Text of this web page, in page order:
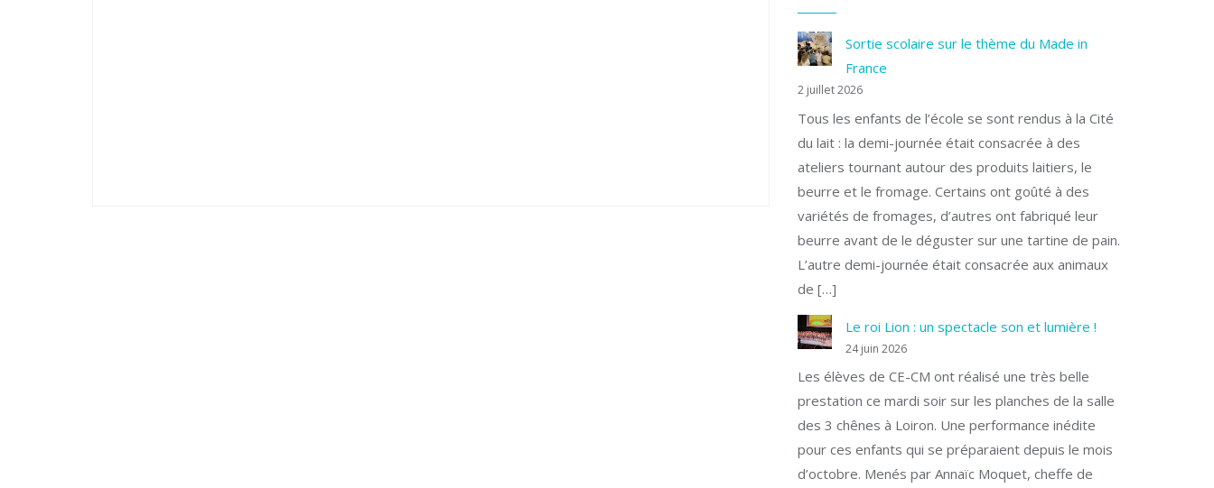
Sortie scolaire sur le thème du Made in
France
2 juillet 2026
Tous les enfants de l’école se sont rendus à la Cité
du lait : la demi-journée était consacrée à des
ateliers tournant autour des produits laitiers, le
beurre et le fromage. Certains ont goûté à des
variétés de fromages, d’autres ont fabriqué leur
beurre avant de le déguster sur une tartine de pain.
L’autre demi-journée était consacrée aux animaux
de […]
Le roi Lion : un spectacle son et lumière !
24 juin 2026
Les élèves de CE-CM ont réalisé une très belle
prestation ce mardi soir sur les planches de la salle
des 3 chênes à Loiron. Une performance inédite
pour ces enfants qui se préparaient depuis le mois
d’octobre. Menés par Annaïc Moquet, cheffe de